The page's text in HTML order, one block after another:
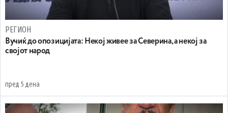
РЕГИОН
Вучиќ до опозицијата: Некој живее за Северина, а некој за
својот народ
пред 5 дена